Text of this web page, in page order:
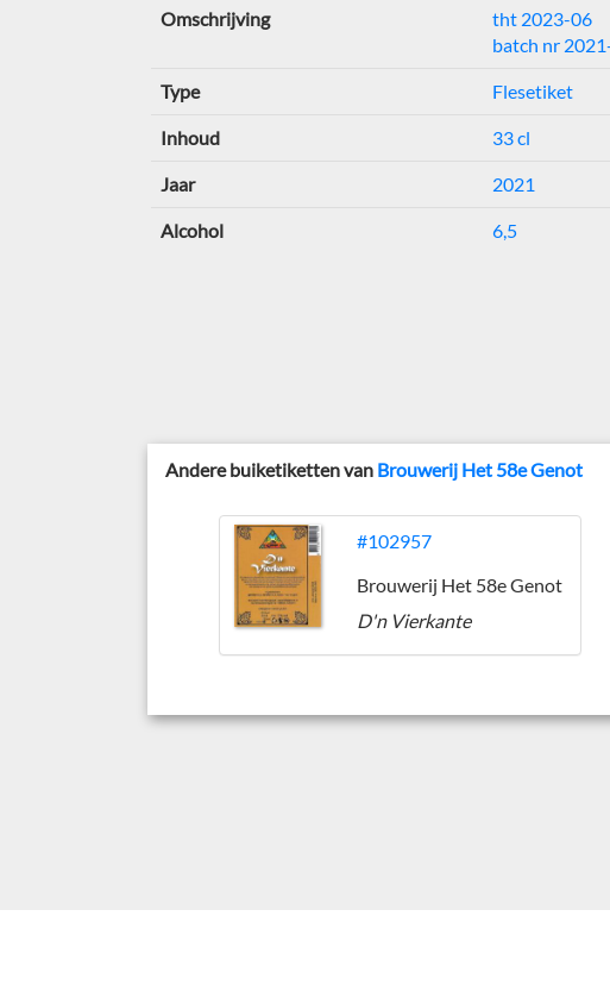
Omschrijving
tht 2023-06
batch nr
Type Flesetiket
Inhoud 33 cl
Jaar 2021
Alcohol 6,5
Andere buiketiketten van Brouwerij Het 58e Genot
#102957
Brouwerij Het 58e Genot
D'n Vierkante